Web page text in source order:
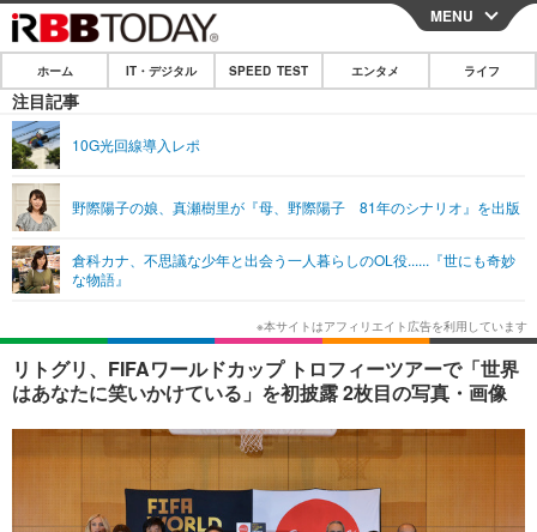
CLOSE
ホーム
IT・デジタル
ショッピング その他
SPEED TEST
エンタメ
エンタメTOP
韓国・芸能
音楽 スポーツ
ライフ
ライフTOP グルメ
ペット ショッピング
その他
リリース一覧
プッシュ通知の停止方法
MENU
ホーム IT・デジタル SPEED TEST エンタメ ライフ
注目記事
10G光回線導入レポ
野際陽子の娘、真瀬樹里が『母、野際陽子 81年のシナリオ』を出版
倉科カナ、不思議な少年と出会う一人暮らしのOL役......『世にも奇妙
な物語』
リトグリ、FIFAワールドカップ トロフィーツアーで「世界
はあなたに笑いかけている」を初披露 2枚目の写真・画像